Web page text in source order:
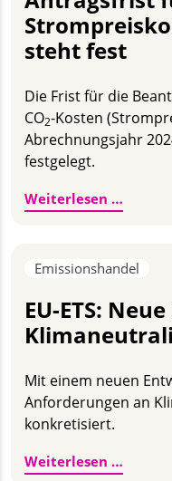
steht fest
Die Frist für die
CO2-Kosten
Abrechnungsjahr
festgelegt.
Weiterlesen …
Emissionshandel
EU-ETS:
Mit einem neuen
Anforderungen an
konkretisiert.
Weiterlesen …